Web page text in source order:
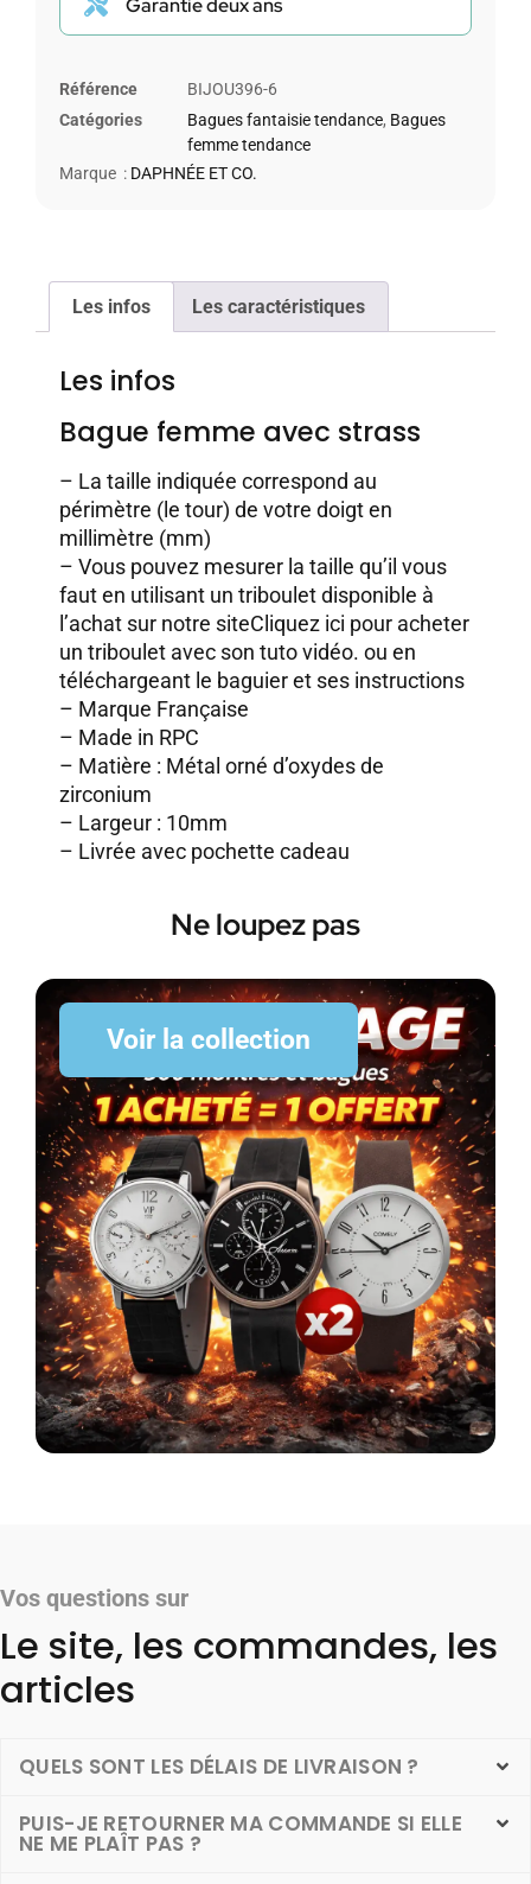
Garantie deux ans
Référence
BIJOU396-6
Catégories
Bagues fantaisie tendance, Bagues
femme tendance
Marque : DAPHNÉE ET CO.
Les infos Les caractéristiques
Les infos
Bague femme avec strass
– La taille indiquée correspond au
périmètre (le tour) de votre doigt en
millimètre (mm)
– Vous pouvez mesurer la taille qu’il vous
faut en utilisant un triboulet disponible à
l’achat sur notre siteCliquez ici pour acheter
un triboulet avec son tuto vidéo. ou en
téléchargeant le baguier et ses instructions
– Marque Française
– Made in RPC
– Matière : Métal orné d’oxydes de
zirconium
– Largeur : 10mm
– Livrée avec pochette cadeau
Ne loupez pas
Voir la collection
Vos questions sur
Le site, les commandes, les
articles
QUELS SONT LES DÉLAIS DE LIVRAISON ?
PUIS-JE RETOURNER MA COMMANDE SI ELLE
NE ME PLAÎT PAS ?